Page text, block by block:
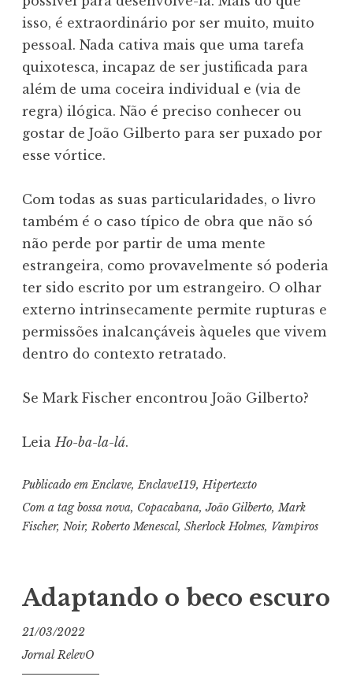
isso, é extraordinário por ser muito, muito
pessoal. Nada cativa mais que uma tarefa
quixotesca, incapaz de ser justificada para
além de uma coceira individual e (via de
regra) ilógica. Não é preciso conhecer ou
gostar de João Gilberto para ser puxado por
esse vórtice.
Com todas as suas particularidades, o livro
também é o caso típico de obra que não só
não perde por partir de uma mente
estrangeira, como provavelmente só poderia
ter sido escrito por um estrangeiro. O olhar
externo intrinsecamente permite rupturas e
permissões inalcançáveis àqueles que vivem
dentro do contexto retratado.
Se Mark Fischer encontrou João Gilberto?
LeiaHo-ba-la-lá.
Publicado emEnclave,Enclave119,Hipertexto
Com a tagbossa nova, Copacabana,João Gilberto,Mark
Fischer, Noir, Roberto Menescal, Sherlock Holmes, Vampiros
Adaptando o beco escuro
21/03/2022
Jornal RelevO